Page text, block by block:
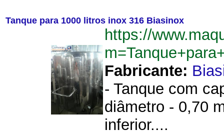
Tanque para 1000 litros inox 316 Biasinox
https://
Fabricante:
- Tanque com
diâmetro - 0,70
inferior....